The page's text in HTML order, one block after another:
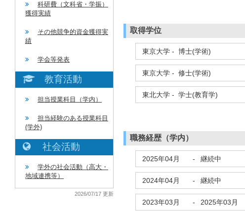
科研費（文科省・学振）
獲得実績
その他競争的資金獲得実
績
学会等発表
教育活動
担当授業科目（学内）
担当経験のある授業科目
(学外)
社会活動
学外の社会活動（高大・
地域連携等）
2026/07/17 更新
取得学位
東京大学 - 博士(学術)
東京大学 - 修士(学術)
東北大学 - 学士(教育学)
職務経歴（学内）
2025年04月 - 継続中
2024年04月 - 継続中
2023年03月 - 2025年03月